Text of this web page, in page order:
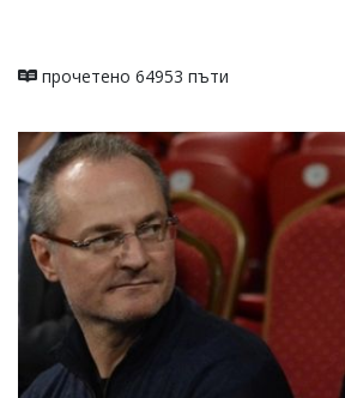
прочетено 64953 пъти